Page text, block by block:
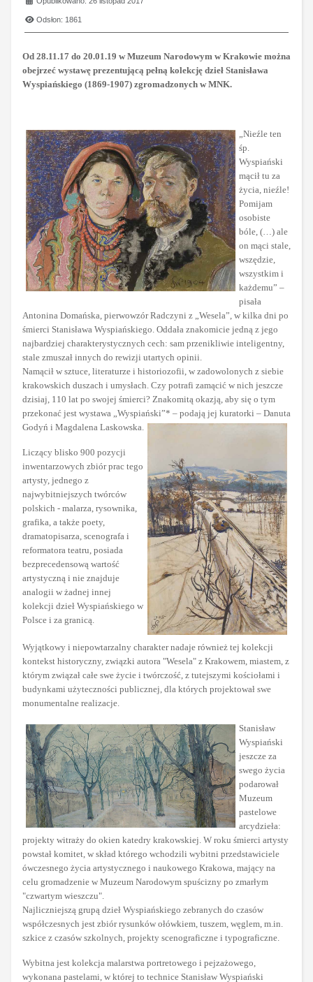
Odsłon: 1861
Od 28.11.17 do 20.01.19 w Muzeum Narodowym w Krakowie można
obejrzeć wystawę prezentującą pełną kolekcję dzieł Stanisława
Wyspiańskiego (1869-1907) zgromadzonych w MNK.
„Nieźle ten
śp.
Wyspiański
mącił tu za
życia, nieźle!
Pomijam
osobiste
bóle, (…) ale
on mąci stale,
wszędzie,
wszystkim i
każdemu” –
pisała
Antonina Domańska, pierwowzór Radczyni z „Wesela”, w kilka dni po
śmierci Stanisława Wyspiańskiego. Oddała znakomicie jedną z jego
najbardziej charakterystycznych cech: sam przenikliwie inteligentny,
stale zmuszał innych do rewizji utartych opinii.
Namącił w sztuce, literaturze i historiozofii, w zadowolonych z siebie
krakowskich duszach i umysłach. Czy potrafi zamącić w nich jeszcze
dzisiaj, 110 lat po swojej śmierci? Znakomitą okazją, aby się o tym
przekonać jest wystawa „Wyspiański”* – podają jej kuratorki – Danuta
Godyń i Magdalena Laskowska.
Liczący blisko 900 pozycji
inwentarzowych zbiór prac tego
artysty, jednego z
najwybitniejszych twórców
polskich - malarza, rysownika,
grafika, a także poety,
dramatopisarza, scenografa i
reformatora teatru, posiada
bezprecedensową wartość
artystyczną i nie znajduje
analogii w żadnej innej
kolekcji dzieł Wyspiańskiego w
Polsce i za granicą.
Wyjątkowy i niepowtarzalny charakter nadaje również tej kolekcji
kontekst historyczny, związki autora "Wesela" z Krakowem, miastem, z
którym związał całe swe życie i twórczość, z tutejszymi kościołami i
budynkami użyteczności publicznej, dla których projektował swe
monumentalne realizacje.
Stanisław
Wyspiański
jeszcze za
swego życia
podarował
Muzeum
pastelowe
arcydzieła:
projekty witraży do okien katedry krakowskiej. W roku śmierci artysty
powstał komitet, w skład którego wchodzili wybitni przedstawiciele
ówczesnego życia artystycznego i naukowego Krakowa, mający na
celu gromadzenie w Muzeum Narodowym spuścizny po zmarłym
"czwartym wieszczu".
Najliczniejszą grupą dzieł Wyspiańskiego zebranych do czasów
współczesnych jest zbiór rysunków ołówkiem, tuszem, węglem, m.in.
szkice z czasów szkolnych, projekty scenograficzne i typograficzne.
Wybitna jest kolekcja malarstwa portretowego i pejzażowego,
wykonana pastelami, w której to technice Stanisław Wyspiański